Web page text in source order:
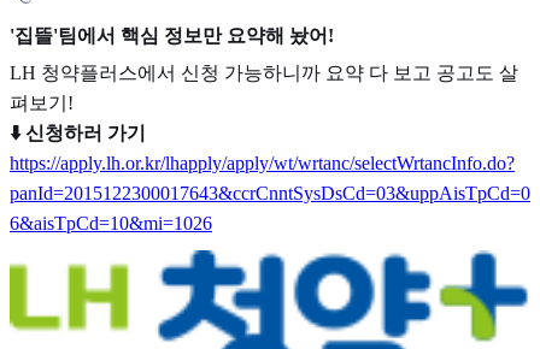
'집뜰'팀에서 핵심 정보만 요약해 놨어!
LH 청약플러스에서 신청 가능하니까 요약 다 보고 공고도 살
펴보기!
⬇️ 신청하러 가기
https://apply.lh.or.kr/lhapply/apply/wt/wrtanc/selectWrtancInfo.do?
panId=2015122300017643&ccrCnntSysDsCd=03&uppAisTpCd=0
6&aisTpCd=10&mi=1026